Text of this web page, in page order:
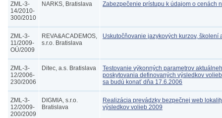
ZML-3-
14/2010-
300/2010
NARKS, Bratislava Zabezpečenie prístupu k údajom o cenách
ZML-3-
11/2009-
OÚ/2009
REVA&ACADEMOS,
s.r.o. Bratislava
Uskutočňovanie jazykových kurzov, školení
ZML-3-
12/2006-
230/2006
Ditec, a.s. Bratislava
Testovanie výkonných parametrov
poskytovania definovaných výsledkov
sa budú konať dňa 17.6.2006
ZML-3-
12/2009-
200/2009
DIGMIA, s.r.o.
Bratislava
Realizácia prevádzky bezpečnej web
výsledkov volieb 2009